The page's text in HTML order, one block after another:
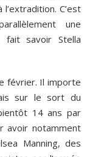
C’est
une
fait savoir Stella
février. Il importe
sur le sort du
14 ans par
avoir notamment
Manning, des